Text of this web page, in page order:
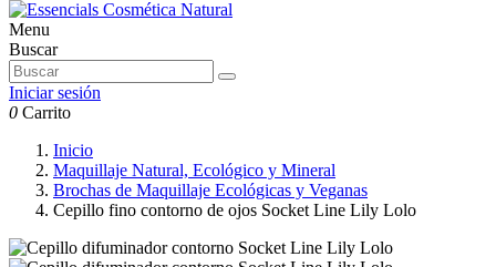
Menu
Buscar
Iniciar sesión
0 Carrito
Inicio
Maquillaje Natural, Ecológico y Mineral
Brochas de Maquillaje Ecológicas y Veganas
Cepillo fino contorno de ojos Socket Line Lily Lolo